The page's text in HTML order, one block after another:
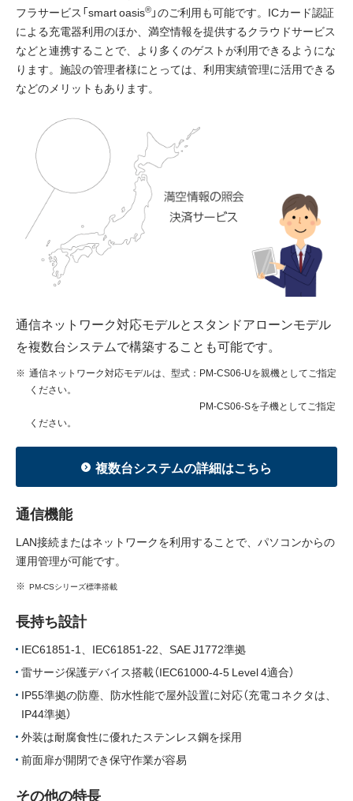
フラサービス「smart oasis® 」のご利用も可能です。ICカード認証
による充電器利用のほか、満空情報を提供するクラウドサービス
などと連携することで、より多くのゲストが利用できるようにな
ります。施設の管理者様にとっては、利用実績管理に活用できる
などのメリットもあります。
通信ネットワーク対応モデルとスタンドアローンモデル
を複数台システムで構築することも可能です。
通信ネットワーク対応モデルは、型式：PM-CS06-Uを親機としてご指定
ください。
PM-CS06-Sを子機としてご指定
ください。
複数台システムの詳細はこちら
通信機能
LAN接続またはネットワークを利用することで、パソコンからの
運用管理が可能です。
PM-CSシリーズ標準搭載
長持ち設計
IEC61851-1、IEC61851-22、SAE J1772準拠
雷サージ保護デバイス搭載（IEC61000-4-5 Level 4適合）
IP55準拠の防塵、防水性能で屋外設置に対応（充電コネクタは、
IP44準拠）
外装は耐腐食性に優れたステンレス鋼を採用
前面扉が開閉でき保守作業が容易
その他の特長